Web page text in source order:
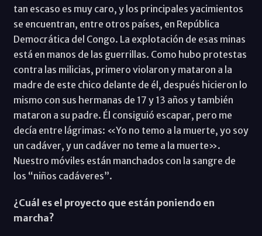
tan escaso es muy caro, y los principales yacimientos
se encuentran, entre otros países, en República
Democrática del Congo. La explotación de esas minas
está en manos de las guerrillas. Como hubo protestas
contra las milicias, primero violaron y mataron a la
madre de este chico delante de él, después hicieron lo
mismo con sus hermanas de 17 y 13 años y también
mataron a su padre. Él consiguió escapar, pero me
decía entre lágrimas: «Yo no temo a la muerte, yo soy
un cadáver, y un cadáver no teme a la muerte».
Nuestro móviles están manchados con la sangre de
los “niños cadáveres”.
¿Cuál es el proyecto que están poniendo en
marcha?